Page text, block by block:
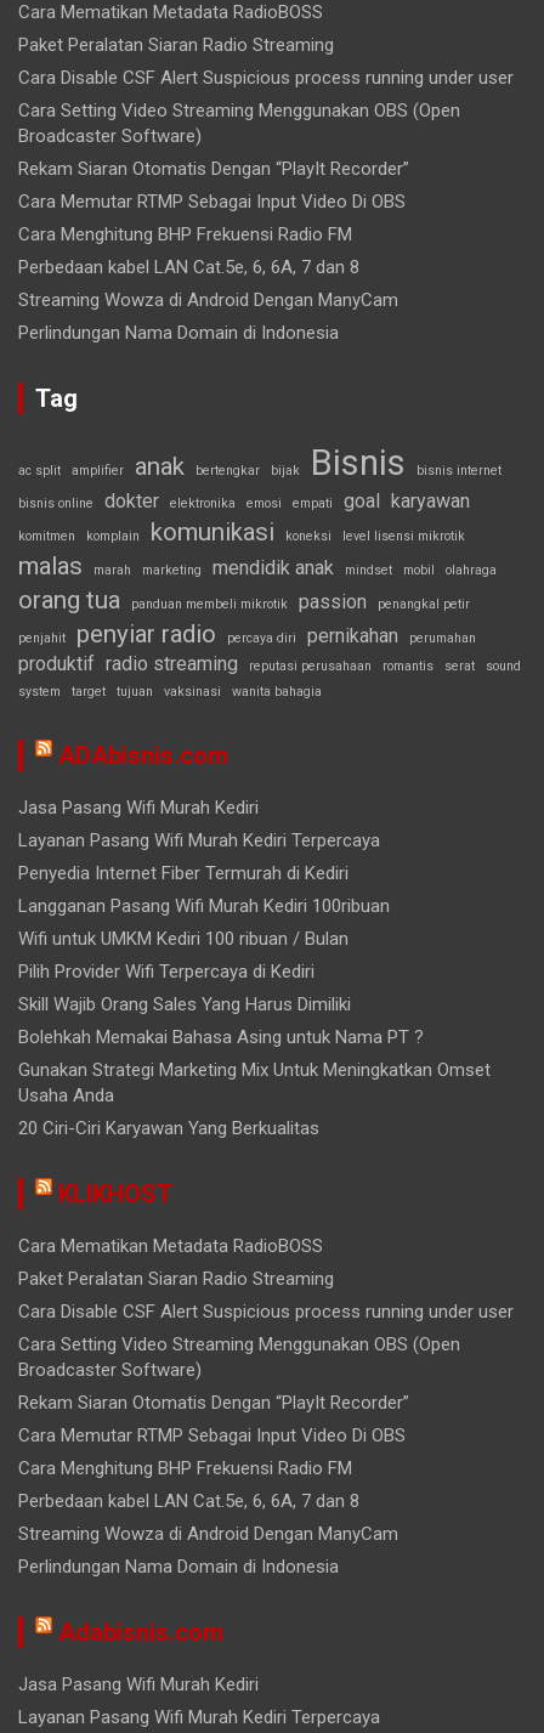
Cara Mematikan Metadata RadioBOSS
Paket Peralatan Siaran Radio Streaming
Cara Disable CSF Alert Suspicious process running under user
Cara Setting Video Streaming Menggunakan OBS (Open
Broadcaster Software)
Rekam Siaran Otomatis Dengan “PlayIt Recorder”
Cara Memutar RTMP Sebagai Input Video Di OBS
Cara Menghitung BHP Frekuensi Radio FM
Perbedaan kabel LAN Cat.5e, 6, 6A, 7 dan 8
Streaming Wowza di Android Dengan ManyCam
Perlindungan Nama Domain di Indonesia
Tag
ac split amplifier anak bertengkar bijak Bisnis bisnis internet
bisnis online dokter elektronika emosi empati goal karyawan
komitmen komplain komunikasi koneksi level lisensi mikrotik
malas marah marketing mendidik anak mindset mobil olahraga
orang tua panduan membeli mikrotik passion penangkal petir
penjahit penyiar radio percaya diri pernikahan perumahan
produktif radio streaming reputasi perusahaan romantis serat
sound
system
target tujuan vaksinasi wanita bahagia
ADAbisnis.com
Jasa Pasang Wifi Murah Kediri
Layanan Pasang Wifi Murah Kediri Terpercaya
Penyedia Internet Fiber Termurah di Kediri
Langganan Pasang Wifi Murah Kediri 100ribuan
Wifi untuk UMKM Kediri 100 ribuan / Bulan
Pilih Provider Wifi Terpercaya di Kediri
Skill Wajib Orang Sales Yang Harus Dimiliki
Bolehkah Memakai Bahasa Asing untuk Nama PT ?
Gunakan Strategi Marketing Mix Untuk Meningkatkan Omset
Usaha Anda
20 Ciri-Ciri Karyawan Yang Berkualitas
KLIKHOST
Cara Mematikan Metadata RadioBOSS
Paket Peralatan Siaran Radio Streaming
Cara Disable CSF Alert Suspicious process running under user
Cara Setting Video Streaming Menggunakan OBS (Open
Broadcaster Software)
Rekam Siaran Otomatis Dengan “PlayIt Recorder”
Cara Memutar RTMP Sebagai Input Video Di OBS
Cara Menghitung BHP Frekuensi Radio FM
Perbedaan kabel LAN Cat.5e, 6, 6A, 7 dan 8
Streaming Wowza di Android Dengan ManyCam
Perlindungan Nama Domain di Indonesia
Adabisnis.com
Jasa Pasang Wifi Murah Kediri
Layanan Pasang Wifi Murah Kediri Terpercaya